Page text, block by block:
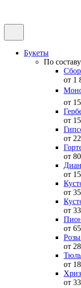
Букеты
По составу
от 1
от
от
от
от
от
от
от
от
Розы
от
от
от